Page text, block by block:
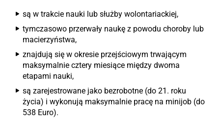
są w trakcie nauki lub służby wolontariackiej,
tymczasowo przerwały naukę z powodu choroby lub
macierzyństwa,
znajdują się w okresie przejściowym trwającym
maksymalnie cztery miesiące między dwoma
etapami nauki,
są zarejestrowane jako bezrobotne (do 21. roku
życia) i wykonują maksymalnie pracę na minijob (do
538 Euro).